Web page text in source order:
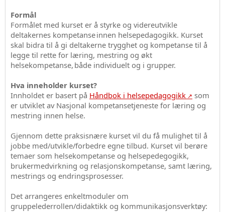
Formål
Formålet med kurset er å styrke og videreutvikle
deltakernes kompetanse innen helsepedagogikk. Kurset
skal bidra til å gi deltakerne trygghet og kompetanse til å
legge til rette for læring, mestring og økt
helsekompetanse, både individuelt og i grupper.
Hva inneholder kurset?
Innholdet er basert på Håndbok i helsepedagogikk
som
er utviklet av Nasjonal kompetansetjeneste for læring og
mestring innen helse.
Gjennom dette praksisnære kurset vil du få mulighet til å
jobbe med/utvikle/forbedre egne tilbud. Kurset vil berøre
temaer som helsekompetanse og helsepedegogikk,
brukermedvirkning og relasjonskompetanse, samt læring,
mestrings og endringsprosesser.
Det arrangeres enkeltmoduler om
gruppelederrollen/didaktikk og kommunikasjonsverktøy: